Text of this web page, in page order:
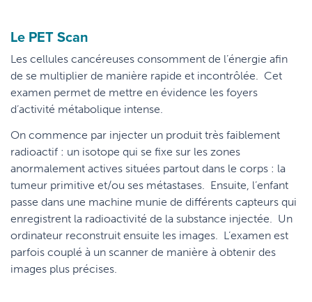
Le PET Scan
Les cellules cancéreuses consomment de l’énergie afin
de se multiplier de manière rapide et incontrôlée. Cet
examen permet de mettre en évidence les foyers
d’activité métabolique intense.
On commence par injecter un produit très faiblement
radioactif : un isotope qui se fixe sur les zones
anormalement actives situées partout dans le corps : la
tumeur primitive et/ou ses métastases. Ensuite, l’enfant
passe dans une machine munie de différents capteurs qui
enregistrent la radioactivité de la substance injectée. Un
ordinateur reconstruit ensuite les images. L’examen est
parfois couplé à un scanner de manière à obtenir des
images plus précises.